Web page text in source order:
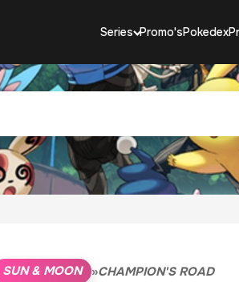
Series Promo'sPokedex
SUN & MOON »CHAMPION'S ROAD